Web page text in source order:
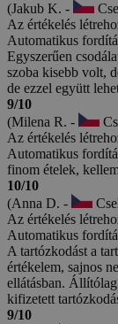
(Jakub K. -
Az értékelés
Automatikus
Egyszerűen
szoba kisebb volt,
de ezzel együtt
9/10
(Milena R. -
Az értékelés
Automatikus
finom ételek,
10/10
(Anna D. -
Az értékelés
Automatikus
A tartózkodást a
értékelem, sajnos
ellátásban.
kifizetett
9/10